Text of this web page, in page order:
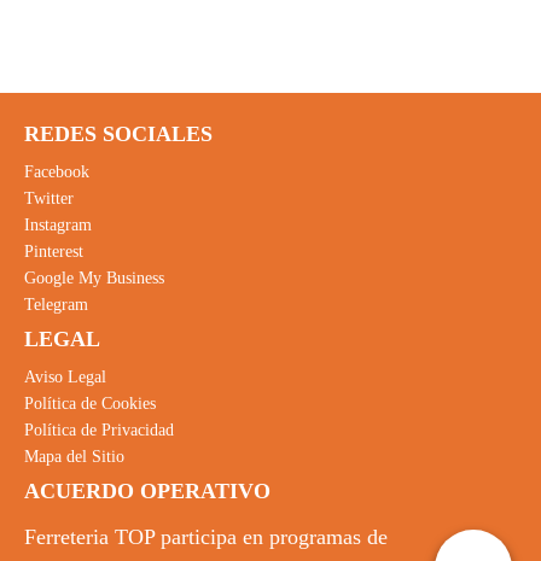
REDES SOCIALES
Facebook
Twitter
Instagram
Pinterest
Google My Business
Telegram
LEGAL
Aviso Legal
Política de Cookies
Política de Privacidad
Mapa del Sitio
ACUERDO OPERATIVO
Ferreteria TOP participa en programas de